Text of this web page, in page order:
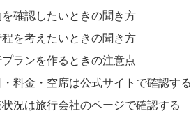
確認したいときの聞き方
を考えたいときの聞き方
ランを作るときの注意点
料金・空席は公式サイトで確認する
況は旅行会社のページで確認する